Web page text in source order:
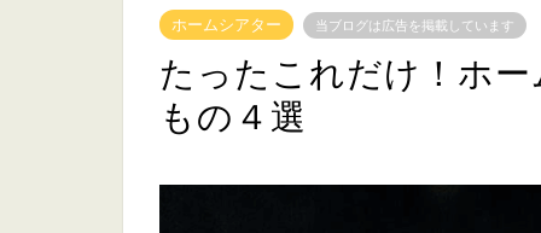
ホームシアター 当ブログは広告を掲載しています
たったこれだけ！ホ
もの４選